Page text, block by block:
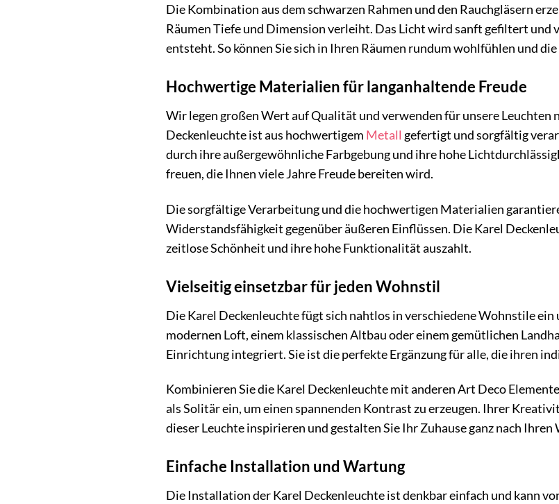
Die Kombination aus dem schwarzen Rahmen und den Rauchgläsern
Räumen Tiefe und Dimension verleiht. Das Licht wird sanft gefiltert
entsteht. So können Sie sich in Ihren Räumen rundum wohlfühlen und
Hochwertige Materialien für langanhaltende Freude
Wir legen großen Wert auf Qualität und verwenden für unsere
Deckenleuchte ist aus hochwertigem Metall gefertigt und sorgfältig
durch ihre außergewöhnliche Farbgebung und ihre hohe
freuen, die Ihnen viele Jahre Freude bereiten wird.
Die sorgfältige Verarbeitung und die hochwertigen Materialien
Widerstandsfähigkeit gegenüber äußeren Einflüssen. Die Karel
zeitlose Schönheit und ihre hohe Funktionalität auszahlt.
Vielseitig einsetzbar für jeden Wohnstil
Die Karel Deckenleuchte fügt sich nahtlos in verschiedene Wohnstile
modernen Loft, einem klassischen Altbau oder einem gemütlichen
Einrichtung integriert. Sie ist die perfekte Ergänzung für alle, die ihren
Kombinieren Sie die Karel Deckenleuchte mit anderen Art Deco
als Solitär ein, um einen spannenden Kontrast zu erzeugen. Ihrer
dieser Leuchte inspirieren und gestalten Sie Ihr Zuhause ganz nach Ihren
Einfache Installation und Wartung
Die Installation der Karel Deckenleuchte ist denkbar einfach und kann